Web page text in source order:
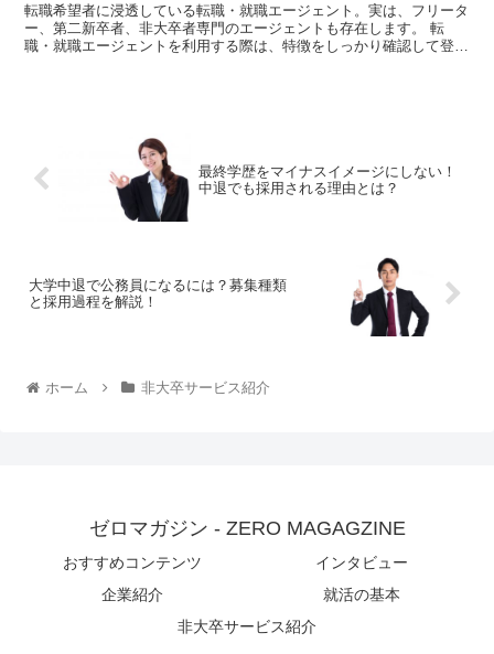
転職希望者に浸透している転職・就職エージェント。実は、フリータ
ー、第二新卒者、非大卒者専門のエージェントも存在します。 転
職・就職エージェントを利用する際は、特徴をしっかり確認して登録
最終学歴をマイナスイメージにしない！
中退でも採用される理由とは？
大学中退で公務員になるには？募集種類
と採用過程を解説！
ホーム 非大卒サービス紹介
ゼロマガジン - ZERO MAGAGZINE
おすすめコンテンツ
インタビュー
企業紹介
就活の基本
非大卒サービス紹介